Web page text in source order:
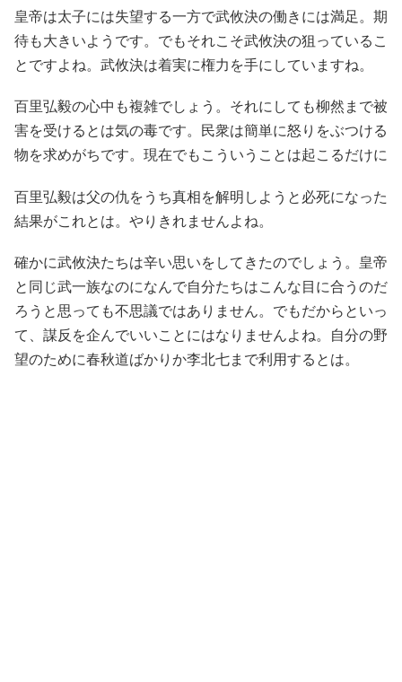
皇帝は太子には失望する一方で武攸決の働きには満足。期
待も大きいようです。でもそれこそ武攸決の狙っているこ
とですよね。武攸決は着実に権力を手にしていますね。
百里弘毅の心中も複雑でしょう。それにしても柳然まで被
害を受けるとは気の毒です。民衆は簡単に怒りをぶつける
物を求めがちです。現在でもこういうことは起こるだけに
百里弘毅は父の仇をうち真相を解明しようと必死になった
結果がこれとは。やりきれませんよね。
確かに武攸決たちは辛い思いをしてきたのでしょう。皇帝
と同じ武一族なのになんで自分たちはこんな目に合うのだ
ろうと思っても不思議ではありません。でもだからといっ
て、謀反を企んでいいことにはなりませんよね。自分の野
望のために春秋道ばかりか李北七まで利用するとは。